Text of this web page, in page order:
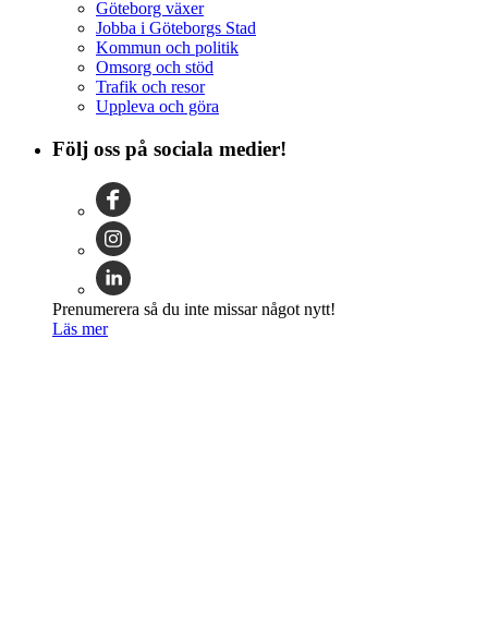
Göteborg växer
Jobba i Göteborgs Stad
Kommun och politik
Omsorg och stöd
Trafik och resor
Uppleva och göra
Följ oss på sociala medier!
Prenumerera så du inte missar något nytt!
Läs mer